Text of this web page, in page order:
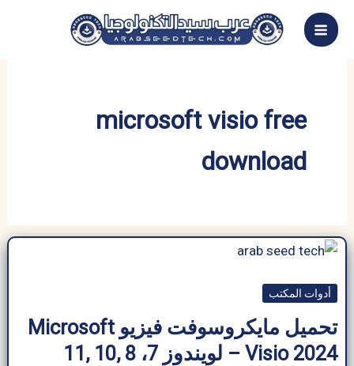
تخطي
إلى
microsoft visio free
download
أدوات المكتب
تحميل مايكروسوفت فيزيو Microsoft
Visio 2024 – لويندوز 7، 8 ,10 ,11